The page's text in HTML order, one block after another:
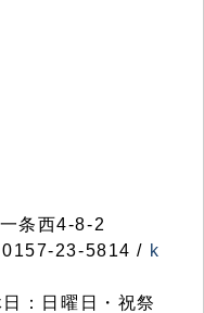
条西4-8-2
23-5814 / k
：日曜日・祝祭